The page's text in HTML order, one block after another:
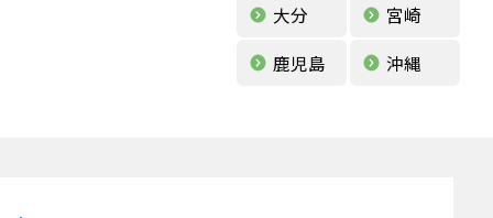
大分
宮崎
鹿児島
沖縄